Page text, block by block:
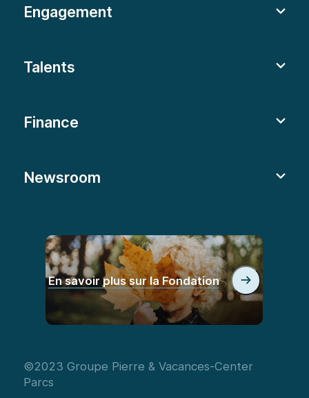
Engagement
Talents
Finance
Newsroom
En savoir plus sur la Fondation
©2023 Groupe Pierre & Vacances-Center
Parcs